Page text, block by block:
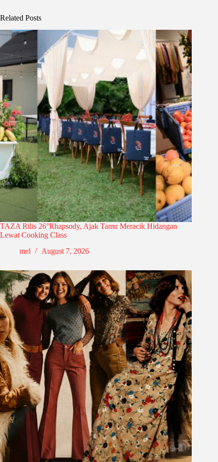
Related Posts
TAZA Rilis 26°Rhapsody, Ajak Tamu Meracik Hidangan
Lewat Cooking Class
mel
August 7, 2026